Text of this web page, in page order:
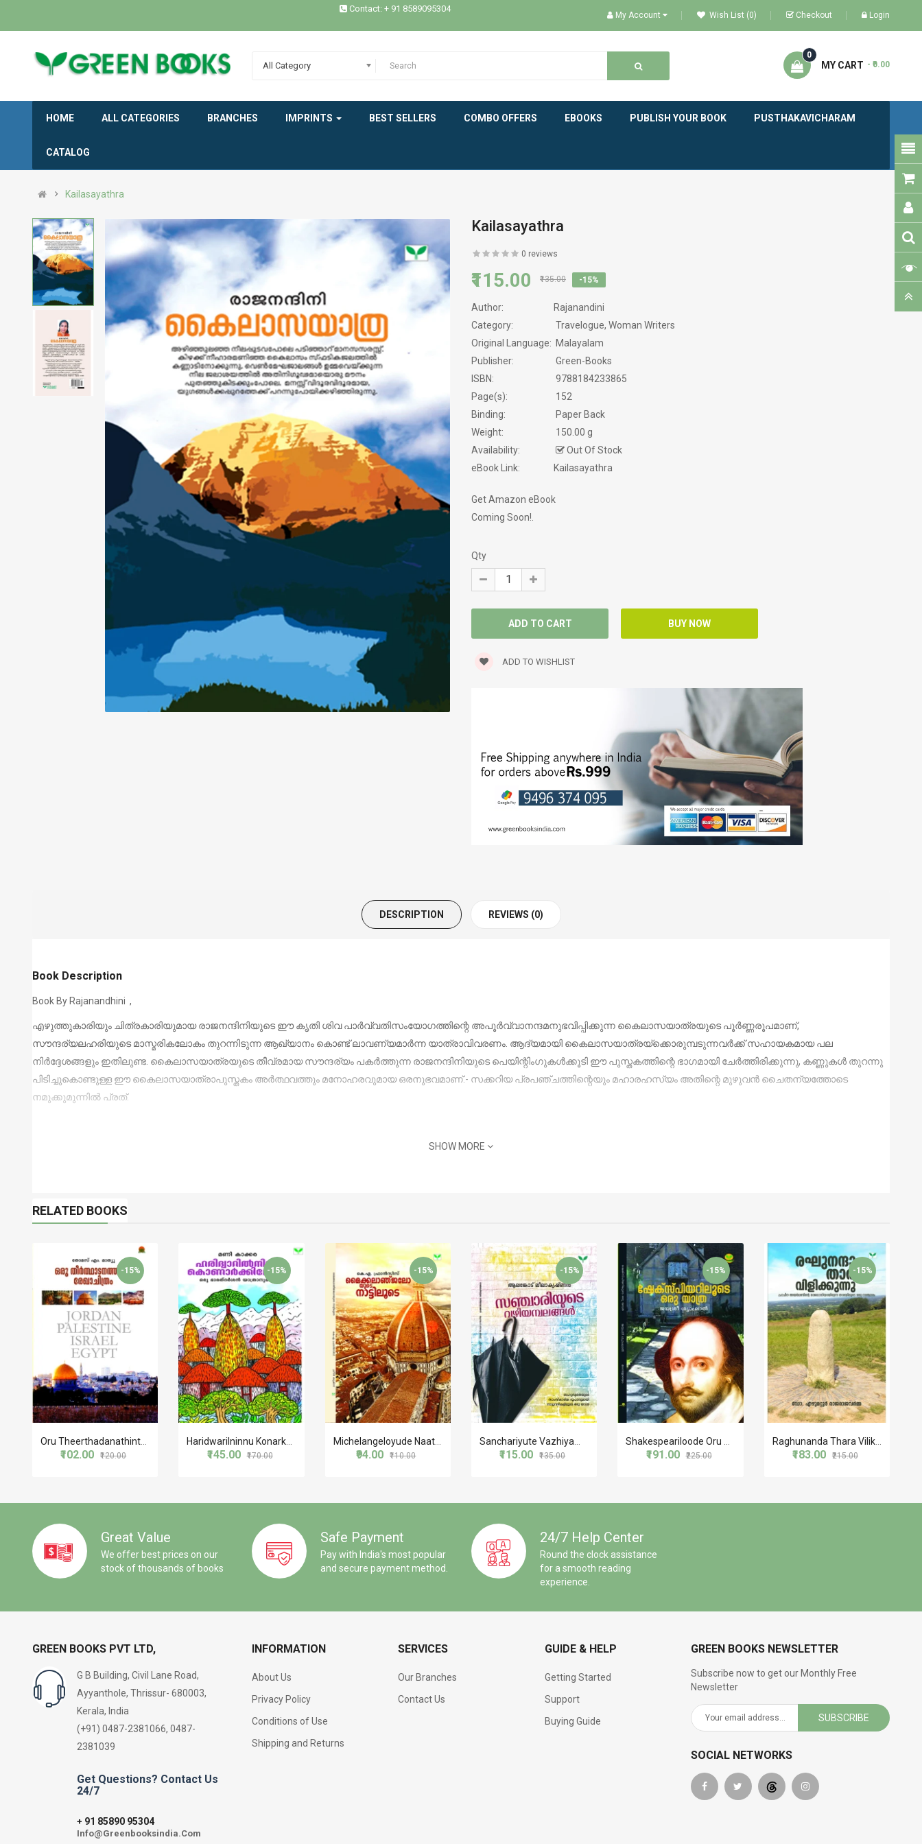
Contact: + 91 8589095304
My Account Wish List (0) Checkout Login
All Category MY CART
0
- ₹0.00
HOME ALL CATEGORIES BRANCHES IMPRINTS BEST SELLERS COMBO OFFERS EBOOKS PUBLISH YOUR BOOK PUSTHAKAVICHARAM
CATALOG
Kailasayathra
Kailasayathra
0 reviews
₹115.00 ₹135.00 -15%
Author:
Rajanandini
Category:
Travelogue, Woman Writers
Original Language: Malayalam
Publisher:
Green-Books
ISBN:
9788184233865
Page(s):
152
Binding:
Paper Back
Weight:
150.00 g
Availability:
Out Of Stock
eBook Link:
Kailasayathra
Get Amazon eBook
Coming Soon!.
Qty
ADD TO WISHLIST
HISTORY
MODERN WORLD LITERATURE
NOVELS
PHILOSOPHY / SPIRITUALITY
POEMS
PSYCHOLOGY
SCREEN PLAY
SELF HELP
SERVICE STORY
SPIRITUAL
STORIES
TRANSLATIONS
DESCRIPTION REVIEWS (0)
Book Description
Book By Rajanandhini ,
എഴുത്തുകാരിയും ചിത്രകാരിയുമായ രാജനന്ദിനിയുടെ ഈ കൃതി ശിവ പാര്‍വ്വതിസംയോഗത്തിന്റെ അപൂര്‍വ്വാനന്ദമനുഭവിപ്പിക്കുന്ന കൈലാസയാത്രയുടെ പൂര്‍ണ്ണരൂപമാണ്,
സൗന്ദര്യലഹരിയുടെ മാസ്മരികലോകം തുറന്നിടുന്ന ആഖ്യാനം കൊണ്ട് ലാവണ്യമാര്‍ന്ന യാത്രാവിവരണം. ആദ്യമായി കൈലാസയാത്രയ്‌ക്കൊരുമ്പടുന്നവര്‍ക്ക് സഹായകമായ പല
നിര്‍ദ്ദേശങ്ങളും ഇതിലുണ്ട. കൈലാസയാത്രയുടെ തീവ്രമായ സൗന്ദര്യം പകര്‍ത്തുന്ന രാജനന്ദിനിയുടെ പെയിന്റിംഗുകള്‍ക്കൂടി ഈ പുസ്തകത്തിന്റെ ഭാഗമായി ചേര്‍ത്തിരിക്കുന്നു, കണ്ണുകള്‍ തുറന്നു
പിടിച്ചുകൊണ്ടുള്ള ഈ കൈലാസയാത്രാപുസ്തകം അര്‍ത്ഥവത്തും മനോഹരവുമായ ഒരനുഭവമാണ്.- സക്കറിയ പ്രപഞ്ചത്തിന്റെയും മഹാരഹസ്യം അതിന്റെ മുഴുവന്‍ ചൈതന്യത്തോടെ
നമുക്കുമുന്നില്‍ പ്രത്.
SHOW MORE
RELATED BOOKS
-15%
₹102.00 ₹120.00
-15%
₹145.00 ₹170.00
-15%
Michelangeloyude Naattiloode
₹94.00 ₹110.00
-15%
₹115.00 ₹135.00
-15%
₹191.00 ₹225.00
-15%
Raghunanda Thara Vilikkunnu
₹183.00 ₹215.00
Great Value
We offer best prices on our
stock of thousands of books
Safe Payment
Pay with India's most popular
and secure payment method.
24/7 Help Center
Round the clock assistance
for a smooth reading
experience.
GREEN BOOKS PVT LTD,
G B Building, Civil Lane Road,
Ayyanthole, Thrissur- 680003,
Kerala, India
(+91) 0487-2381066, 0487-
2381039
Get Questions? Contact Us
24/7
+ 91 85890 95304
Info@Greenbooksindia.Com
INFORMATION
About Us
Privacy Policy
Conditions of Use
Shipping and Returns
SERVICES
Our Branches
Contact Us
GUIDE & HELP
Getting Started
Support
Buying Guide
GREEN BOOKS NEWSLETTER
Subscribe now to get our Monthly Free
Newsletter
SUBSCRIBE
SOCIAL NETWORKS